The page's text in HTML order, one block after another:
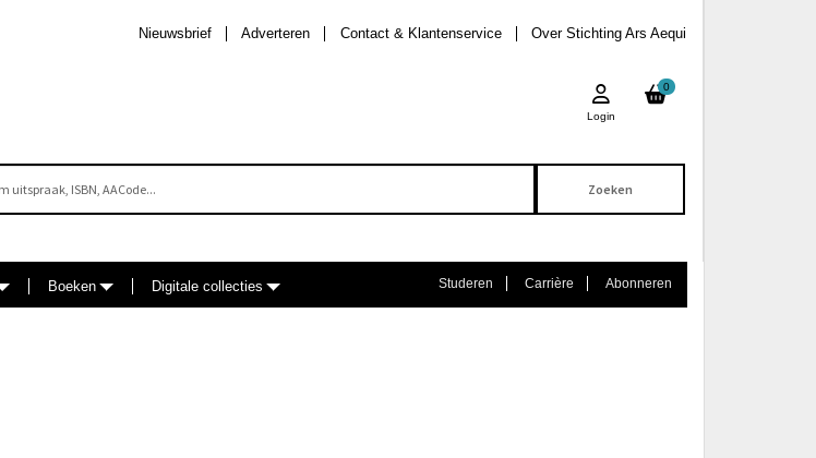
Over Stichting Ars Aequi
Contact & Klantenservice
Adverteren
Nieuwsbrief
0
Login
Boeken Digitale collecties Studeren Carrière Abonneren